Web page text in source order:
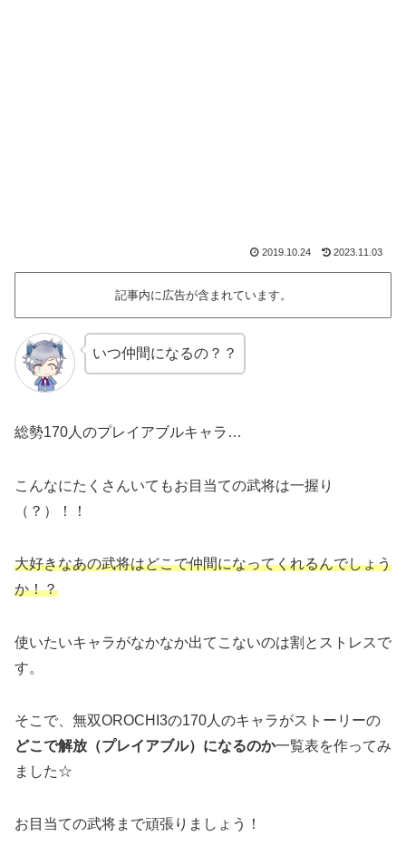
2019.10.24 2023.11.03
記事内に広告が含まれています。
いつ仲間になるの？？
総勢170人のプレイアブルキャラ…
こんなにたくさんいてもお目当ての武将は一握り
（？）！！
大好きなあの武将はどこで仲間になってくれるんでしょう
か！？
使いたいキャラがなかなか出てこないのは割とストレスで
す。
そこで、無双OROCHI3の170人のキャラがストーリーの
どこで解放（プレイアブル）になるのか一覧表を作ってみ
ました☆
お目当ての武将まで頑張りましょう！